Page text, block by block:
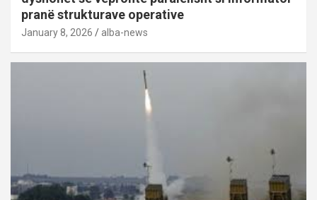
pranë strukturave operative
January 8, 2026 alba-news